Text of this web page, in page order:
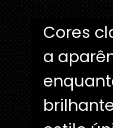
Cores
a
Cores
a